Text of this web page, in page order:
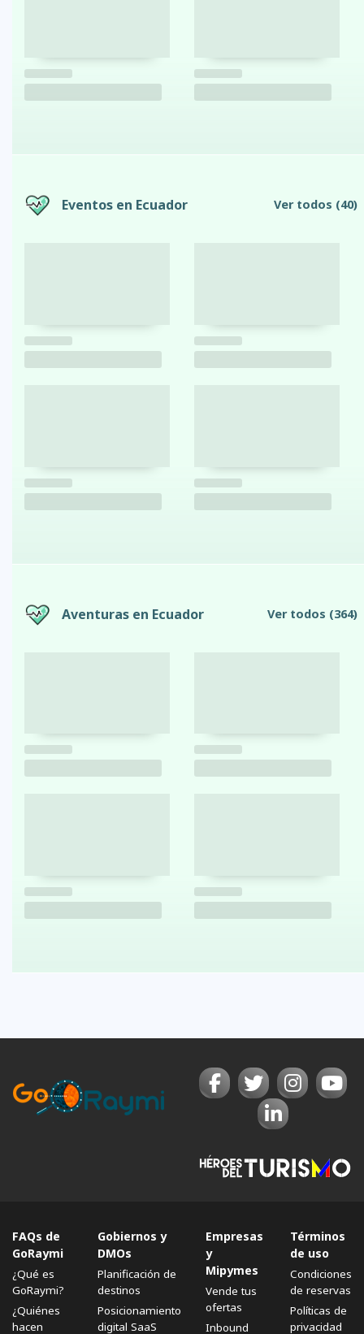
Eventos en Ecuador Ver todos (40)
Aventuras en Ecuador Ver todos (364)
FAQs de
GoRaymi
¿Qué es
GoRaymi?
¿Quiénes
hacen
Gobiernos y
DMOs
Planificación de
destinos
Posicionamiento
digital SaaS
Empresas
y
Mipymes
Vende tus
ofertas
Inbound
Términos
de uso
Condiciones
de reservas
Políticas de
privacidad